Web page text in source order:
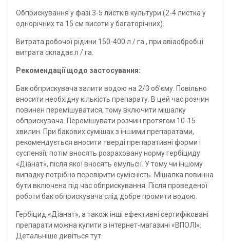
Обприскування у фазі 3-5 листків культури (2-4 листка у
однорічних та 15 см висоти у багаторічних).
Витрата робочої рідини 150-400 л / га., при авіаобробці
витрата складає л / га.
Рекомендації щодо застосування:
Бак обприскувача залити водою на 2/3 об’єму. Повільно
вносити необхідну кількість препарату. В цей час розчин
повинен перемішуватися, тому включити мішалку
обприскувача. Перемішувати розчин протягом 10-15
хвилин. При бакових сумішах з іншими препаратами,
рекомендується вносити тверді препаративні форми і
суспензії, потім вносять розраховану норму гербіциду
«Діанат», після якої вносять емульсії. У тому чи іншому
випадку потрібно перевірити сумісність. Мішалка повинна
бути включена під час обприскування. Після проведеної
роботи бак обприскувача слід добре промити водою.
Гербіцид «Діанат», а також інші ефективні сертифіковані
препарати можна купити в інтернет-магазині «ВПОЛІ».
Детальніше дивіться тут.